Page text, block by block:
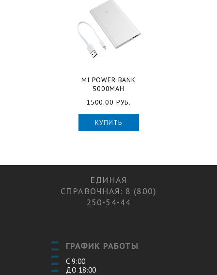
MI POWER BANK
5000MAH
1500.00 РУБ.
КУПИТЬ
ЕДИНАЯ
СПРАВОЧНАЯ: 8 (800)
250-54-44
ГРАФИК РАБОТЫ
С 9:00
ДО 18:00